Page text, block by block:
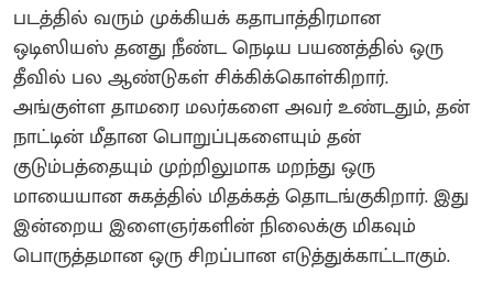
படத்தில் வரும் முக்கியக் கதாபாத்திரமான
ஒடிஸியஸ் தனது நீண்ட நெடிய பயணத்தில் ஒரு
தீவில் பல ஆண்டுகள் சிக்கிக்கொள்கிறார்.
அங்குள்ள தாமரை மலர்களை அவர் உண்டதும், தன்
நாட்டின் மீதான பொறுப்புகளையும் தன்
குடும்பத்தையும் முற்றிலுமாக மறந்து ஒரு
மாயையான சுகத்தில் மிதக்கத் தொடங்குகிறார். இது
இன்றைய இளைஞர்களின் நிலைக்கு மிகவும்
பொருத்தமான ஒரு சிறப்பான எடுத்துக்காட்டாகும்.